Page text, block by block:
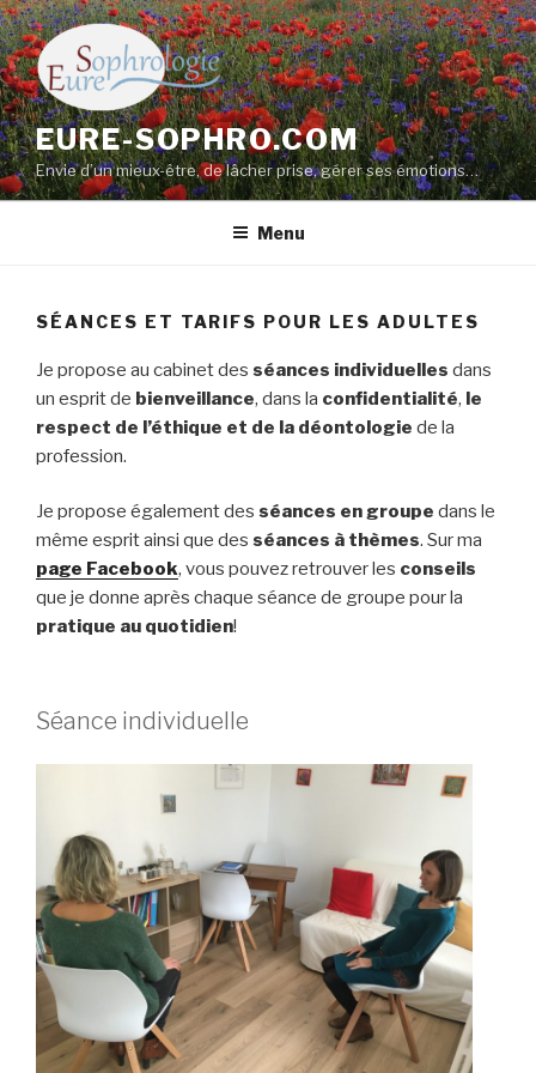
Aller
au
contenu
principal
EURE-SOPHRO.COM
Envie d’un mieux-être, de lâcher prise, gérer ses émotions…
Menu
SÉANCES ET TARIFS POUR LES ADULTES
Je propose au cabinet des séances individuelles dans
un esprit de bienveillance, dans la confidentialité, le
respect de l’éthique et de la déontologie de la
profession.
Je propose également des séances en groupe dans le
même esprit ainsi que des séances à thèmes. Sur ma
page Facebook, vous pouvez retrouver les conseils
que je donne après chaque séance de groupe pour la
pratique au quotidien!
Séance individuelle